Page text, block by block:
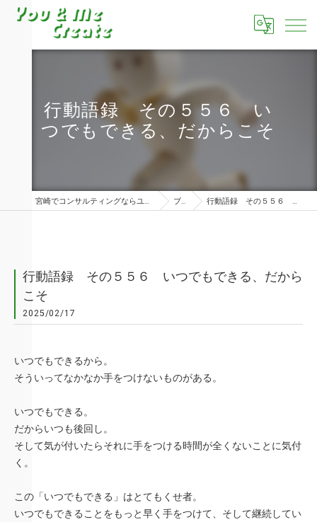
行動語録 その５５６ い
つでもできる、だからこそ
宮崎でコンサルティングならユーアンドミークリエイト株式会社 ブログ 行動語録 その５５６ いつでもできる、だからこそ
行動語録 その５５６ いつでもできる、だから
こそ
2025/02/17
いつでもできるから。
そういってなかなか手をつけないものがある。
いつでもできる。
だからいつも後回し。
そして気が付いたらそれに手をつける時間が全くないことに気付
く。
この「いつでもできる」はとてもくせ者。
いつでもできることをもっと早く手をつけて、そして継続してい